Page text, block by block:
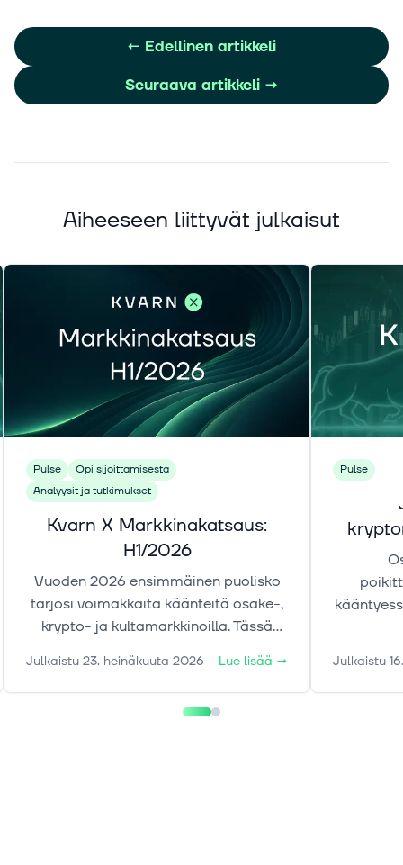
← Edellinen artikkeli
Seuraava artikkeli →
Aiheeseen liittyvät julkaisut
Pulse
Opi sijoittamisesta
Analyysit ja tutkimukset
Kvarn X Markkinakatsaus:
H1/2026
Vuoden 2026 ensimmäinen puolisko
tarjosi voimakkaita käänteitä osake-,
krypto- ja kultamarkkinoilla. Tässä
liikkeiden taustalla vaikuttaneita
tekijöitä sekä keskeisiä riskejä ja
ajureita, jotka voivat määrittää
Julkaistu 23. heinäkuuta 2026 Lue lisää →
Pulse
Julkaistu